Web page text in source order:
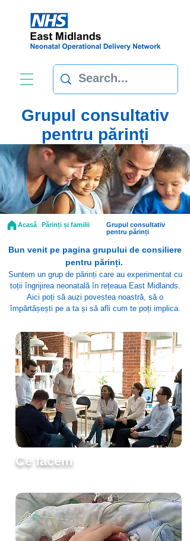
Grupul consultativ
pentru părinți
Acasă Părinți și familii
Grupul consultativ
pentru părinți
Bun venit pe pagina grupului de consiliere
pentru părinți.
Suntem un grup de părinți care au experimentat cu
toții îngrijirea neonatală în rețeaua East Midlands.
Aici poți să auzi povestea noastră, să o
împărtășești pe a ta și să afli cum te poți implica.
Ce facem